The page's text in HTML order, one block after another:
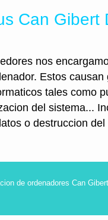
Can Gibert
nos
Estos causan
tales como
del sistema...
o destruccion del
de ordenadores Can